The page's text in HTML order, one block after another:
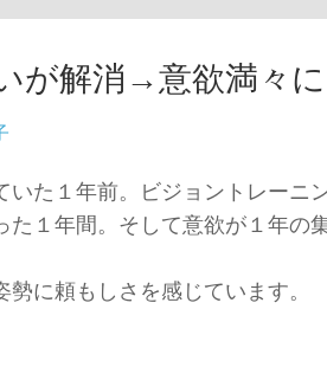
が解消→意欲満々
た１年前。ビジョントレーニ
た１年間。そして意欲が１年の
に頼もしさを感じています。